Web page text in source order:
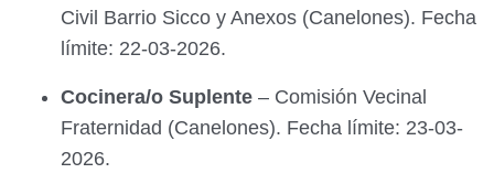
Civil Barrio Sicco y Anexos (Canelones). Fecha
límite: 22-03-2026.
Cocinera/o Suplente – Comisión Vecinal
Fraternidad (Canelones). Fecha límite: 23-03-
2026.